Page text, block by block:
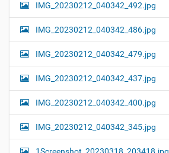
IMG_20230212_040342_492.jpg
IMG_20230212_040342_486.jpg
IMG_20230212_040342_479.jpg
IMG_20230212_040342_437.jpg
IMG_20230212_040342_400.jpg
IMG_20230212_040342_345.jpg